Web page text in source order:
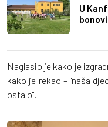
U
Naglasio je kako je
kako je rekao – "naša
ostalo".